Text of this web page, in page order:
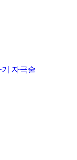
자극술